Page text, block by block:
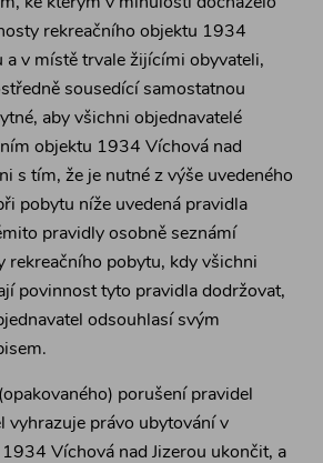
rekreačního objektu 1934
a v místě trvale žijícími obyvateli,
sousedící samostatnou
aby všichni objednavatelé
objektu 1934 Víchová nad
s tím, že je nutné z výše uvedeného
pobytu níže uvedená pravidla
pravidly osobně seznámí
rekreačního pobytu, kdy všichni
povinnost tyto pravidla dodržovat,
odsouhlasí svým
porušení pravidel
vyhrazuje právo ubytování v
Víchová nad Jizerou ukončit, a